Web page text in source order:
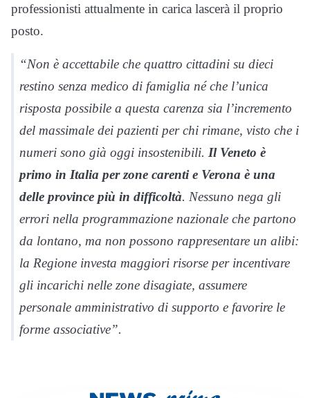
professionisti attualmente in carica lascerà il proprio
posto.
“Non è accettabile che quattro cittadini su dieci
restino senza medico di famiglia né che l’unica
risposta possibile a questa carenza sia l’incremento
del massimale dei pazienti per chi rimane, visto che i
numeri sono già oggi insostenibili. Il Veneto è
primo in Italia per zone carenti e Verona è una
delle province più in difficoltà. Nessuno nega gli
errori nella programmazione nazionale che partono
da lontano, ma non possono rappresentare un alibi:
la Regione investa maggiori risorse per incentivare
gli incarichi nelle zone disagiate, assumere
personale amministrativo di supporto e favorire le
forme associative”.